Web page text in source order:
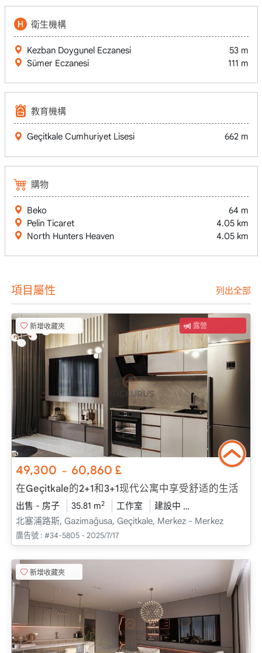
衛生機構
Kezban Doygunel Eczanesi
53 m
Sümer Eczanesi
111 m
教育機構
Geçitkale Cumhuriyet Lisesi 662 m
購物
Beko
64 m
Pelin Ticaret
4.05 km
North Hunters Heaven
4.05 km
項目屬性 列出全部
新增收藏夾 露營
49,300 ~ 60,860 £
在Geçitkale的2+1和3+1现代公寓中享受舒适的生活
出售 - 房子 35.81 m2 工作室 建設中
北塞浦路斯, Gazimağusa, Geçitkale, Merkez - Merkez
廣告號 : #34-5805 - 2025/7/17
新增收藏夾